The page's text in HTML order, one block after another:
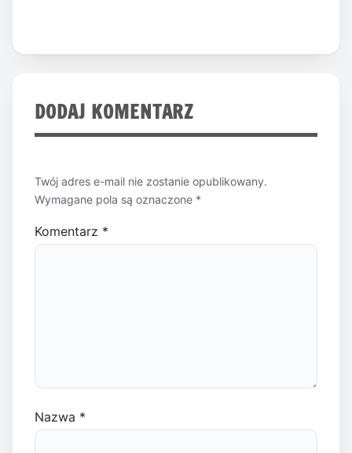
DODAJ KOMENTARZ
Twój adres e-mail nie zostanie opublikowany.
Wymagane pola są oznaczone *
Komentarz *
Nazwa *